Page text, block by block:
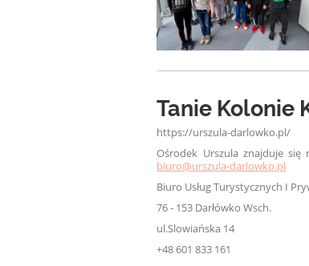
Tanie Kolonie
https://urszula-darlowko.pl/
Ośrodek Urszula znajduje
biuro@urszula-darlowko.pl
Biuro Usług Turystycznych I
76 - 153 Darłówko Wsch.
ul.Slowiańska 14
+48 601 833 161